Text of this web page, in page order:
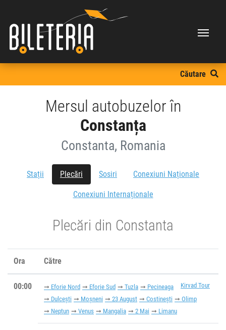
Căutare
Mersul autobuzelor în
Constanța
Constanta, Romania
Stații Plecări Sosiri Conexiuni Naționale
Conexiuni Internaționale
Plecări din Constanta
Ora Către
00:00 Kirvad Tour
Eforie Nord Eforie Sud Tuzla
Pecineaga
Dulcești
Moșneni 23 August Costinești
Olimp
Neptun
Venus Mangalia 2 Mai Limanu